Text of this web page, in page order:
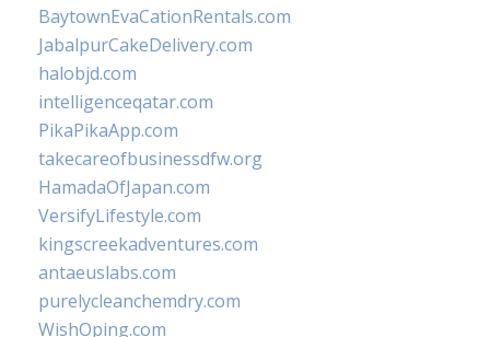
BaytownEvaCationRentals.com
JabalpurCakeDelivery.com
halobjd.com
intelligenceqatar.com
PikaPikaApp.com
takecareofbusinessdfw.org
HamadaOfJapan.com
VersifyLifestyle.com
kingscreekadventures.com
antaeuslabs.com
purelycleanchemdry.com
WishOping.com